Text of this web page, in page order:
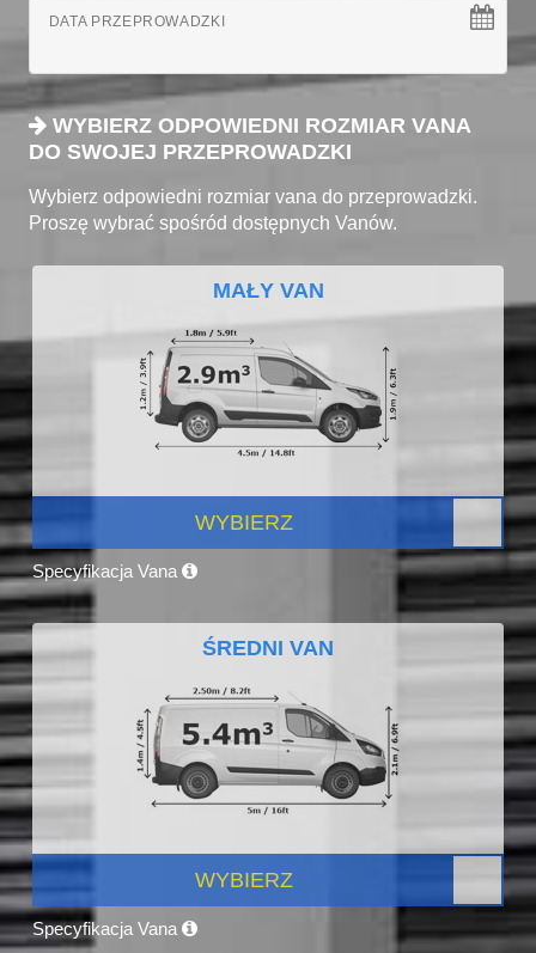
DATA PRZEPROWADZKI
WYBIERZ ODPOWIEDNI ROZMIAR VANA
DO SWOJEJ PRZEPROWADZKI
Wybierz odpowiedni rozmiar vana do przeprowadzki.
Proszę wybrać spośród dostępnych Vanów.
MAŁY VAN
WYBIERZ
Specyfikacja Vana
ŚREDNI VAN
WYBIERZ
Specyfikacja Vana